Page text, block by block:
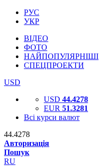
РУС
УКР
ВІДЕО
ФОТО
НАЙПОПУЛЯРНІШІ
СПЕЦПРОЕКТИ
USD
USD 44.4278
EUR 51.3281
Всі курси валют
44.4278
Авторизація
Пошук
RU